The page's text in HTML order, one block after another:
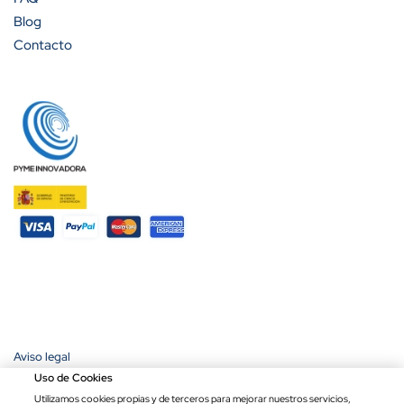
Blog
Contacto
Aviso legal
Política de privacidad
Uso de Cookies
Utilizamos cookies propias y de terceros para mejorar nuestros servicios,